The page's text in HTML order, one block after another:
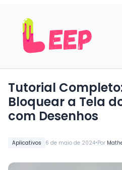
Aplicativos 6 de maio de 2024•Por
Tutorial
Bloquear a Tela
com Desenhos